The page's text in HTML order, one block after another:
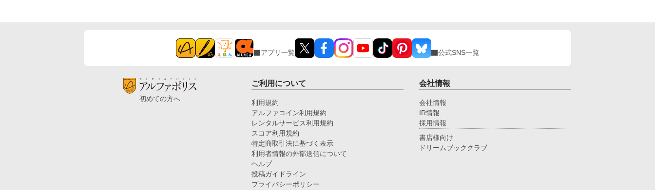
アプリ一覧 公式SNS一覧
初めての方へ
ご利用について
利用規約
アルファコイン利用規約
レンタルサービス利用規約
スコア利用規約
特定商取引法に基づく表示
利用者情報の外部送信について
ヘルプ
投稿ガイドライン
プライバシーポリシー
会社情報
会社情報
IR情報
採用情報
書店様向け
ドリームブッククラブ